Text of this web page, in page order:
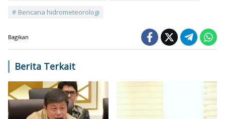
Bencana hidrometeorologi
Bagikan
Berita Terkait